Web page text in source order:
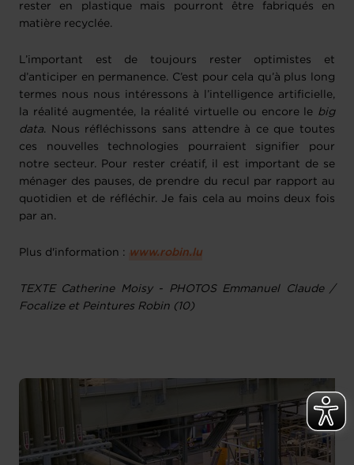
rester en plastique mais pourront être fabriqués en
matière recyclée.
L’important est de toujours rester optimistes et
d’anticiper en permanence. C’est pour cela qu’à plus long
termes nous nous intéressons à l’intelligence artificielle,
la réalité augmentée, la réalité virtuelle ou encore le big
data. Nous réfléchissons sans attendre à ce que toutes
ces nouvelles technologies pourraient signifier pour
notre secteur. Pour rester créatif, il est important de se
ménager des pauses, de prendre du recul par rapport au
quotidien et de réfléchir. Je fais cela au moins deux fois
par an.
Plus d'information : www.robin.lu
TEXTE Catherine Moisy - PHOTOS Emmanuel Claude /
Focalize et Peintures Robin (10)